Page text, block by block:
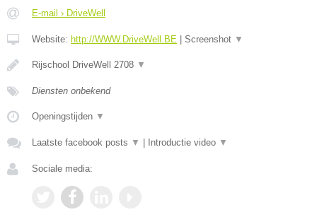
E-mail › DriveWell
Website: http://WWW.DriveWell.BE | Screenshot ▼
Rijschool DriveWell 2708 ▼
Diensten onbekend
Openingstijden ▼
Laatste facebook posts ▼ | Introductie video ▼
Sociale media: